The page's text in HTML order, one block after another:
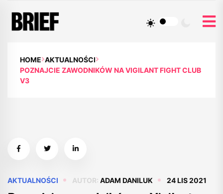
HOME AKTUALNOŚCI
POZNAJCIE ZAWODNIKÓW NA VIGILANT FIGHT CLUB
V3
AKTUALNOŚCI AUTOR: ADAM DANILUK 24 LIS 2021